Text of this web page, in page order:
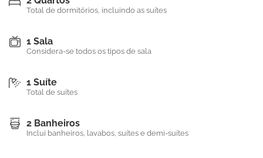
Total de dormitórios, incluindo as suítes
1 Sala
Considera-se todos os tipos de sala
1 Suíte
Total de suítes
2 Banheiros
Inclui banheiros, lavabos, suítes e demi-suítes